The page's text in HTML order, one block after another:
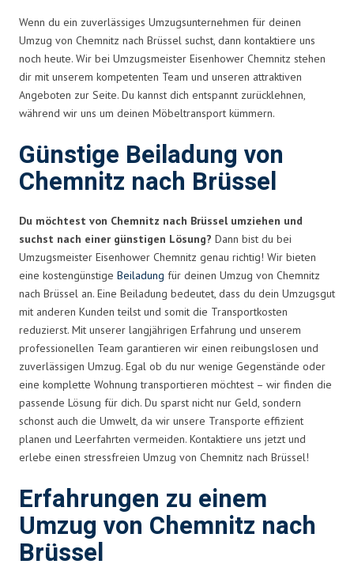
Wenn du ein zuverlässiges Umzugsunternehmen für deinen
Umzug von Chemnitz nach Brüssel suchst, dann kontaktiere uns
noch heute. Wir bei Umzugsmeister Eisenhower Chemnitz stehen
dir mit unserem kompetenten Team und unseren attraktiven
Angeboten zur Seite. Du kannst dich entspannt zurücklehnen,
während wir uns um deinen Möbeltransport kümmern.
Günstige Beiladung von
Chemnitz nach Brüssel
Du möchtest von Chemnitz nach Brüssel umziehen und
suchst nach einer günstigen Lösung? Dann bist du bei
Umzugsmeister Eisenhower Chemnitz genau richtig! Wir bieten
eine kostengünstige Beiladung für deinen Umzug von Chemnitz
nach Brüssel an. Eine Beiladung bedeutet, dass du dein Umzugsgut
mit anderen Kunden teilst und somit die Transportkosten
reduzierst. Mit unserer langjährigen Erfahrung und unserem
professionellen Team garantieren wir einen reibungslosen und
zuverlässigen Umzug. Egal ob du nur wenige Gegenstände oder
eine komplette Wohnung transportieren möchtest – wir finden die
passende Lösung für dich. Du sparst nicht nur Geld, sondern
schonst auch die Umwelt, da wir unsere Transporte effizient
planen und Leerfahrten vermeiden. Kontaktiere uns jetzt und
erlebe einen stressfreien Umzug von Chemnitz nach Brüssel!
Erfahrungen zu einem
Umzug von Chemnitz nach
Brüssel